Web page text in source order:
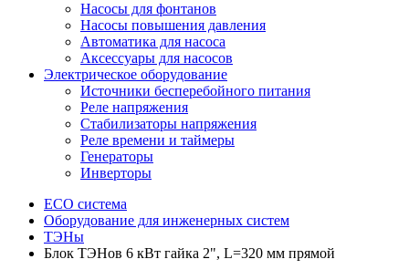
Насосы для фонтанов
Насосы повышения давления
Автоматика для насоса
Аксессуары для насосов
Электрическое оборудование
Источники бесперебойного питания
Реле напряжения
Стабилизаторы напряжения
Реле времени и таймеры
Генераторы
Инверторы
ECO система
Оборудование для инженерных систем
ТЭНы
Блок ТЭНов 6 кВт гайка 2", L=320 мм прямой